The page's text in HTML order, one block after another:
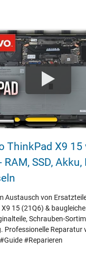
ThinkPad X9 15
SSD‚
Austausch von
15 (21Q6) &
Schrauben-
Professionelle Reparatur
#Reparieren